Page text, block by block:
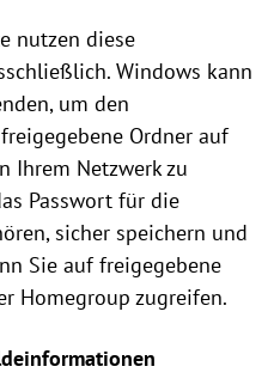
nutzen diese
Windows kann
um den
Ordner auf
Ihrem Netzwerk zu
Passwort für die
sicher speichern und
Sie auf freigegebene
Homegroup zugreifen.